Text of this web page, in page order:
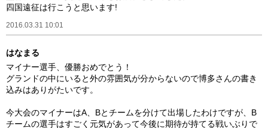
四国遠征は行こうと思います!
2016.03.31 10:01
はなまる
マイナー選手、優勝おめでとう！
グランドの中にいると外の雰囲気が分からないので博多さんの書き
込みはありがたいです。
今大会のマイナーはA、Bとチームを分けて出場したわけですが、B
チームの選手はすごく元気があって今後に期待が持てる戦いぶりで